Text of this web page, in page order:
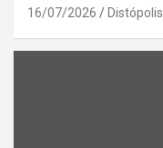
16/07/2026 Distópolis